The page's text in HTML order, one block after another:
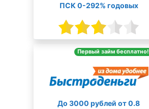
ПСК 0-292% годовых
Первый займ бесплатно!
До 3000 рублей от 0.8